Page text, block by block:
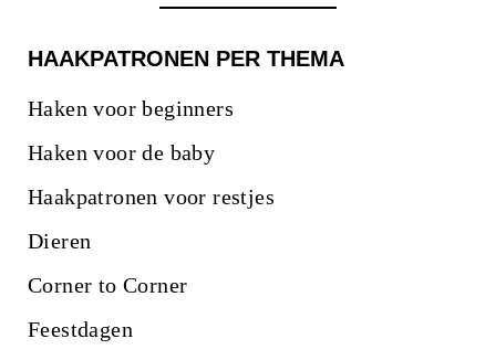
HAAKPATRONEN PER THEMA
Haken voor beginners
Haken voor de baby
Haakpatronen voor restjes
Dieren
Corner to Corner
Feestdagen